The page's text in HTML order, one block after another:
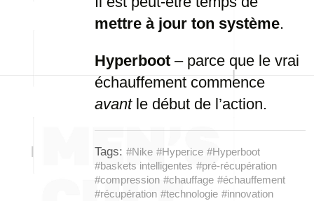
mettre à jour ton système.
Hyperboot – parce que le vrai
échauffement commence
avantle début de l’action.
Tags: #Nike #Hyperice #Hyperboot
#baskets intelligentes #pré-récupération
#compression #chauffage #échauffement
#récupération #technologie #innovation